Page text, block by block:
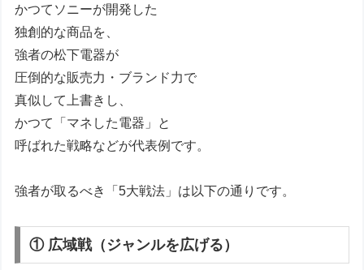
かつてソニーが開発した
独創的な商品を、
強者の松下電器が
圧倒的な販売力・ブランド力で
真似して上書きし、
かつて「マネした電器」と
呼ばれた戦略などが代表例です。
強者が取るべき「5大戦法」は以下の通りです。
① 広域戦（ジャンルを広げる）